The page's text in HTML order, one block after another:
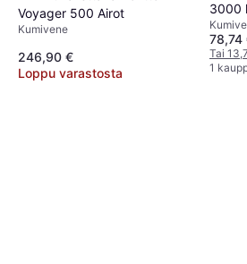
Voyager 500 Airot
Kumivene
246,90 €
Loppu varastosta
3000
115
78,74
Tai
1